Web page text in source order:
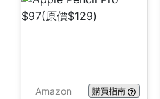
Amazon 購買指南